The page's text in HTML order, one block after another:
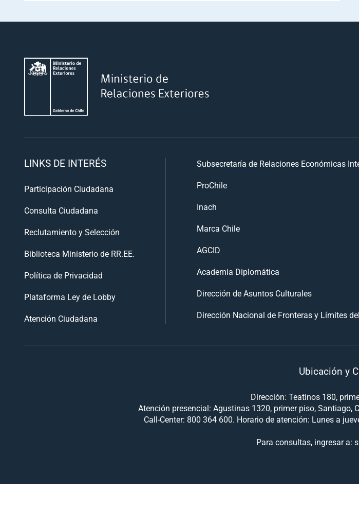
LINKS DE INTERÉS
Participación Ciudadana
Consulta Ciudadana
Reclutamiento y Selección
Biblioteca Ministerio de RR.EE.
Política de Privacidad
Plataforma Ley de Lobby
Atención Ciudadana
Subsecretaría de Relaciones Económicas
ProChile
Inach
Marca Chile
AGCID
Academia Diplomática
Dirección de Asuntos Culturales
Dirección Nacional de Fronteras y Límites
Ubicación y
Dirección: Teatinos 180,
Atención presencial: Agustinas 1320, primer piso, Santiago,
Call-Center: 800 364 600. Horario de atención: Lunes a
Para consultas, ingresar a: